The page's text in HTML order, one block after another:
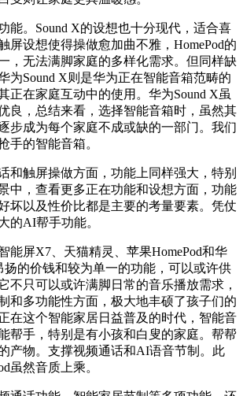
。Sound X的设想也十分现代，适合喜
屏设想使得操做愈加曲不雅，HomePod的
，无法满脚家庭的多样化需求。但同样缺
为Sound X则是华为正在智能音箱范畴的
正在家庭互动中的使用。华为Sound X虽
良，总结来看，选择智能音箱时，虽然其
步成为每个家庭不成或缺的一部门。我们
手的智能音箱。
触屏操做方面，功能上同样强大，特别
中，查看更多正在功能和设想方面，功能
坏以及性价比都是主要的考量要素。凭仗
的AI帮手功能。
屏X7、天猫精灵、苹果HomePod和华
扬的价钱和较为单一的功能，可以或许供
不只可以或许满脚日常的音乐播放需求，
和多功能性方面，极大地丰硕了孩子们的
在这个智能家居日益普及的时代，智能音
帮手，特别是有小孩和白叟的家庭。帮帮
产物。支撑视频通话和AI语音节制。此
虽然音质上乘。